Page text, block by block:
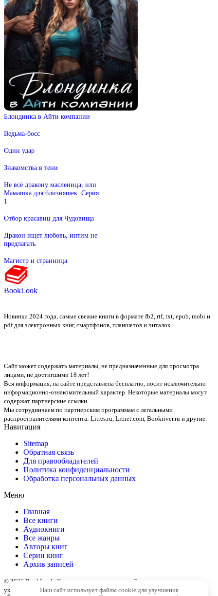
Блондинка в Айти компании
Ведьма-босс
Один удар
Знакомства в тени
Не всё дракону масленица, или
Мамашка для близняшек. Серия
1
Отбор красавиц для Чудовища
Дракон ищет любовь, интим не
предлагать
Магистр и странница
BookLook
Новинки 2024 года, самые свежие книги в формате fb2, rtf, txt, epub, mobi и
pdf для электронных книг, смартфонов, планшетов и читалок.
Сайт может содержать материалы, не предназначенные для просмотра
лицами, не достигшими 18 лет!
Вся информация, на сайте представлена бесплатно, носит исключительно
информационно-ознакомительный характер. Некоторые материалы могут
содержат партнерские ссылки.
Мы сотрудничаем по партнерским программам с легальными
распространителями контента: Litres.ru, Litnet.com, Bookriver.ru и другие.
Навигация
Sitemap
Обратная связь
Для правообладателей
Политика конфиденциальности
Обработка персональных данных
Меню
Главная
Все книги
Аудиокниги
Все жанры
Авторы книг
Серии книг
Архив записей
© 2026 BookLook. Копирование материалов сайта разрешено только с
указанием активной ссылки на источник
Наш сайт использует файлы cookie для улучшения